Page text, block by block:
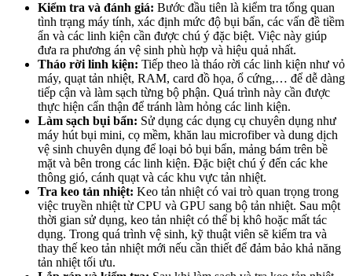
Kiểm tra và đánh giá: Bước đầu tiên là kiểm tra tổng quan
tình trạng máy tính, xác định mức độ bụi bẩn, các vấn đề tiềm
ẩn và các linh kiện cần được chú ý đặc biệt. Việc này giúp
đưa ra phương án vệ sinh phù hợp và hiệu quả nhất.
Tháo rời linh kiện: Tiếp theo là tháo rời các linh kiện như vỏ
máy, quạt tản nhiệt, RAM, card đồ họa, ổ cứng,… để dễ dàng
tiếp cận và làm sạch từng bộ phận. Quá trình này cần được
thực hiện cẩn thận để tránh làm hỏng các linh kiện.
Làm sạch bụi bẩn: Sử dụng các dụng cụ chuyên dụng như
máy hút bụi mini, cọ mềm, khăn lau microfiber và dung dịch
vệ sinh chuyên dụng để loại bỏ bụi bẩn, mảng bám trên bề
mặt và bên trong các linh kiện. Đặc biệt chú ý đến các khe
thông gió, cánh quạt và các khu vực tản nhiệt.
Tra keo tản nhiệt: Keo tản nhiệt có vai trò quan trọng trong
việc truyền nhiệt từ CPU và GPU sang bộ tản nhiệt. Sau một
thời gian sử dụng, keo tản nhiệt có thể bị khô hoặc mất tác
dụng. Trong quá trình vệ sinh, kỹ thuật viên sẽ kiểm tra và
thay thế keo tản nhiệt mới nếu cần thiết để đảm bảo khả năng
tản nhiệt tối ưu.